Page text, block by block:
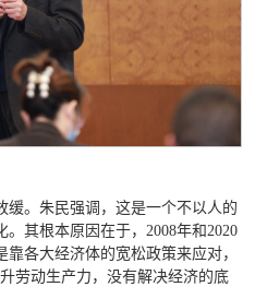
缓。朱民强调，这是一个不以人的
其根本原因在于，2008年和2020
各大经济体的宽松政策来应对，
劳动生产力，没有解决经济的底